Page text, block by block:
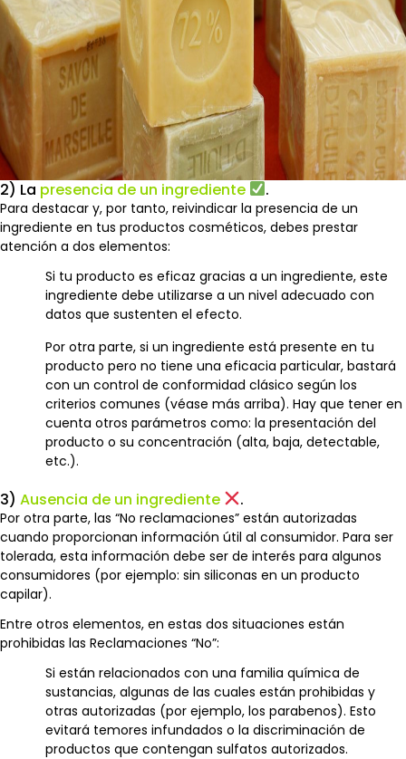
2) La presencia de un ingrediente .
Para destacar y, por tanto, reivindicar la presencia de un
ingrediente en tus productos cosméticos, debes prestar
atención a dos elementos:
Si tu producto es eficaz gracias a un ingrediente, este
ingrediente debe utilizarse a un nivel adecuado con
datos que sustenten el efecto.
Por otra parte, si un ingrediente está presente en tu
producto pero no tiene una eficacia particular, bastará
con un control de conformidad clásico según los
criterios comunes (véase más arriba). Hay que tener en
cuenta otros parámetros como: la presentación del
producto o su concentración (alta, baja, detectable,
etc.).
3) Ausencia de un ingrediente .
Por otra parte, las “No reclamaciones” están autorizadas
cuando proporcionan información útil al consumidor. Para ser
tolerada, esta información debe ser de interés para algunos
consumidores (por ejemplo: sin siliconas en un producto
capilar).
Entre otros elementos, en estas dos situaciones están
prohibidas las Reclamaciones “No”:
Si están relacionados con una familia química de
sustancias, algunas de las cuales están prohibidas y
otras autorizadas (por ejemplo, los parabenos). Esto
evitará temores infundados o la discriminación de
productos que contengan sulfatos autorizados.